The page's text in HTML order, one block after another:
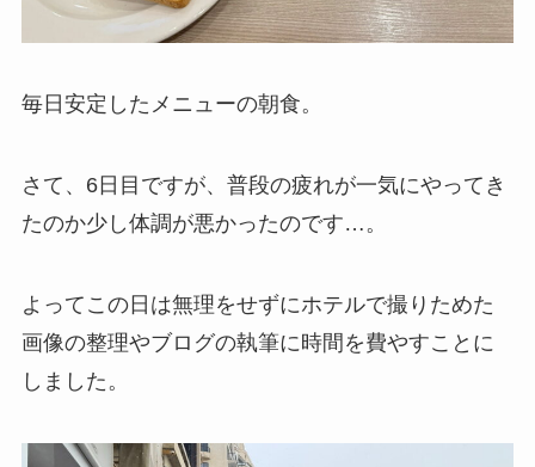
毎日安定したメニューの朝食。
さて、6日目ですが、普段の疲れが一気にやってき
たのか少し体調が悪かったのです…。
よってこの日は無理をせずにホテルで撮りためた
画像の整理やブログの執筆に時間を費やすことに
しました。